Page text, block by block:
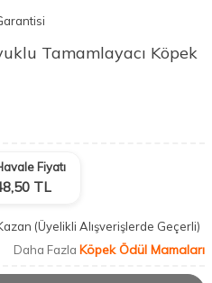
Tamamlayacı Köpek
Fiyatı
TL
(Üyelikli Alışverişlerde Geçerli)
Daha Fazla Köpek Ödül Mamaları